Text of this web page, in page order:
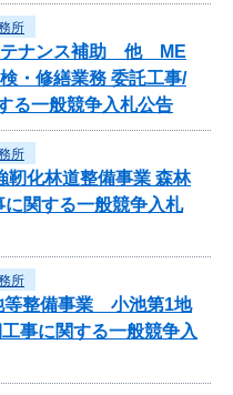
所
テナンス補助 他 ME
・修繕業務 委託工事/
る一般競争入札公告
所
靭化林道整備事業 森林
関する一般競争入札
所
等整備事業 小池第1地
事に関する一般競争入